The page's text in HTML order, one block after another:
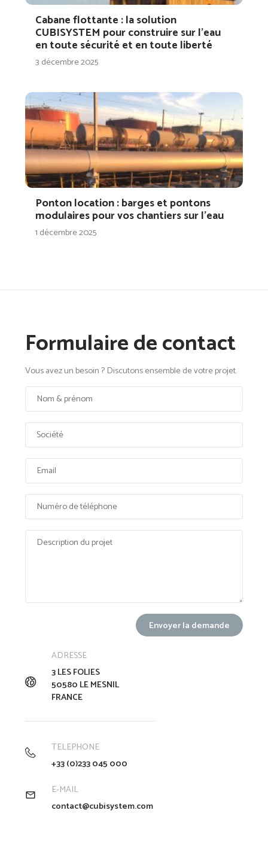
Cabane flottante : la solution
CUBISYSTEM pour construire sur l’eau
en toute sécurité et en toute liberté
3 décembre 2025
Ponton location : barges et pontons
modulaires pour vos chantiers sur l’eau
1 décembre 2025
Formulaire de contact
Vous avez un besoin ? Discutons ensemble de votre projet.
ADRESSE
3 LES FOLIES
50580 LE MESNIL
FRANCE
TELEPHONE
+33 (0)233 045 000
E-MAIL
contact@cubisystem.com